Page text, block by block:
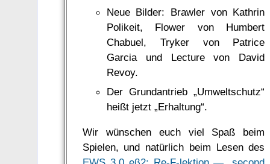
Neue Bilder: Brawler von Kathrin
Polikeit, Flower von Humbert
Chabuel, Tryker von Patrice
Garcia und Lecture von David
Revoy.
Der Grundantrieb „Umweltschutz“
heißt jetzt „Erhaltung“.
Wir wünschen euch viel Spaß beim
Spielen, und natürlich beim Lesen des